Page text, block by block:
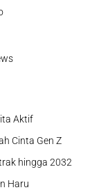
Aktif
Cinta Gen Z
hingga 2032
Haru